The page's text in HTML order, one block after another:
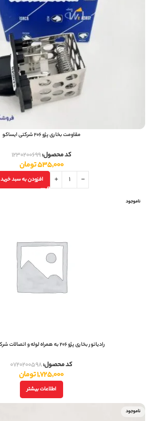
مقاومت بخاری پژو 206 شرکتی ایساکو
کد محصول:1230200699
535,000تومان
افزودن به سبد خرید
ناموجود
رادياتور بخاری پژو 206 به همراه لوله و اتصالات شرکتی ایساکو
کد محصول:0720200598
1,725,000تومان
اطلاعات بیشتر
ناموجود